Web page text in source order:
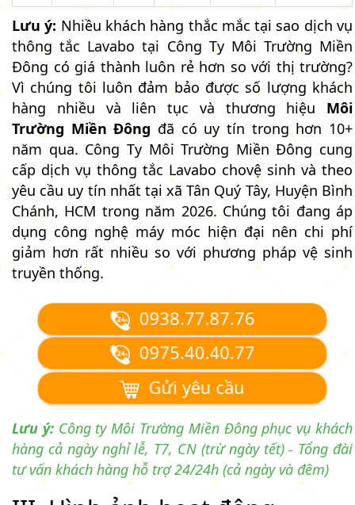
Lưu ý: Nhiều khách hàng thắc mắc tại sao dịch vụ
thông tắc Lavabo tại Công Ty Môi Trường Miền
Đông có giá thành luôn rẻ hơn so với thị trường?
Vì chúng tôi luôn đảm bảo được số lượng khách
hàng nhiều và liên tục và thương hiệu Môi
Trường Miền Đông đã có uy tín trong hơn 10+
năm qua. Công Ty Môi Trường Miền Đông cung
cấp dịch vụ thông tắc Lavabo chovệ sinh và theo
yêu cầu uy tín nhất tại xã Tân Quý Tây, Huyện Bình
Chánh, HCM trong năm 2026. Chúng tôi đang áp
dụng công nghệ máy móc hiện đại nên chi phí
giảm hơn rất nhiều so với phương pháp vệ sinh
truyền thống.
0938.77.87.76
0975.40.40.77
Gửi yêu cầu
Lưu ý:Công ty Môi Trường Miền Đông phục vụ khách
hàng cả ngày nghỉ lễ, T7, CN (trừ ngày tết) - Tổng đài
tư vấn khách hàng hỗ trợ 24/24h (cả ngày và đêm)